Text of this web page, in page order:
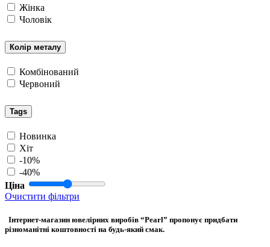
Жінка
Чоловік
Колір металу
Комбінований
Червоний
Tags
Новинка
Хіт
-10%
-40%
Ціна
Очистити фільтри
Інтернет-магазин ювелірних виробів “Pearl” пропонує придбати
різноманітні коштовності на будь-який смак.